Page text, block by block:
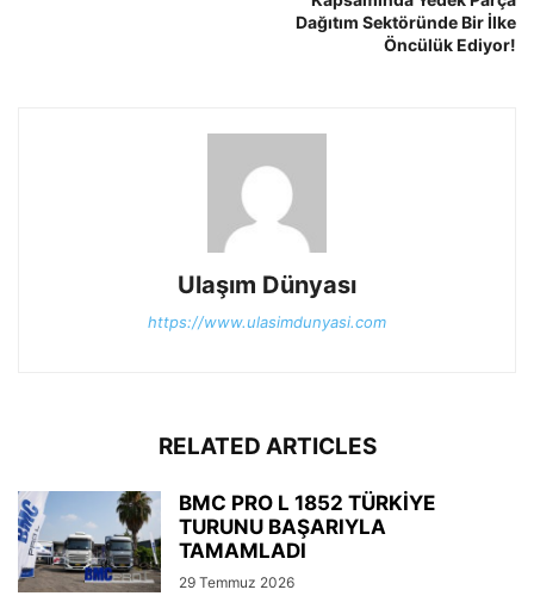
Dağıtım Sektöründe Bir İlke
Öncülük Ediyor!
Ulaşım Dünyası
https://www.ulasimdunyasi.com
RELATED ARTICLES
BMC PRO L 1852 TÜRKİYE
TURUNU BAŞARIYLA
TAMAMLADI
29 Temmuz 2026